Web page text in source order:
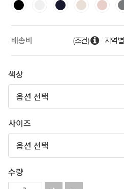
배송비 (조건) 지역별
색상
사이즈
수량